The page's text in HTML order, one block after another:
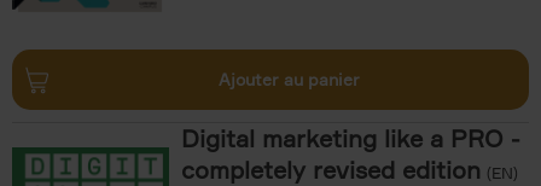
Ajouter au panier
Digital marketing like a PRO -
completely revised edition (EN)